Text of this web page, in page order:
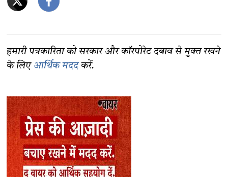
हमारी पत्रकारिता को सरकार और कॉरपोरेट दबाव से मुक्त रखने
के लिए आर्थिक मददकरें.